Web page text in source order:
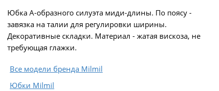
Юбка А-образного силуэта миди-длины. По поясу -
завязка на талии для регулировки ширины.
Декоративные складки. Материал - жатая вискоза, не
требующая глажки.
Все модели бренда Milmil
Юбки Milmil